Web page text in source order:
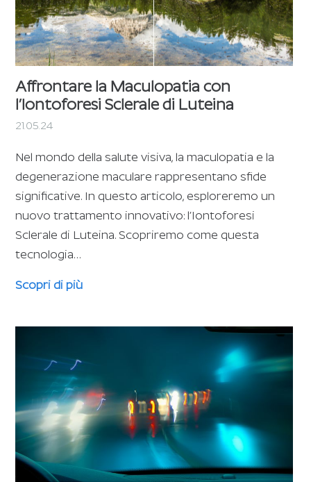
Affrontare la Maculopatia con
l’Iontoforesi Sclerale di Luteina
21.05.24
Nel mondo della salute visiva, la maculopatia e la
degenerazione maculare rappresentano sfide
significative. In questo articolo, esploreremo un
nuovo trattamento innovativo: l’Iontoforesi
Sclerale di Luteina. Scopriremo come questa
tecnologia…
Scopri di più